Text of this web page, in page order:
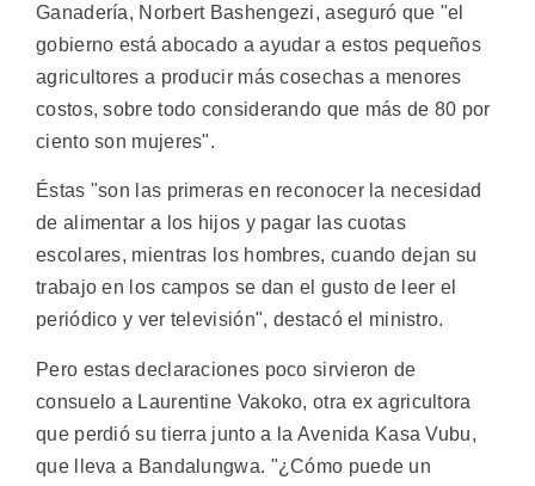
Ganadería, Norbert Bashengezi, aseguró que "el
gobierno está abocado a ayudar a estos pequeños
agricultores a producir más cosechas a menores
costos, sobre todo considerando que más de 80 por
ciento son mujeres".
Éstas "son las primeras en reconocer la necesidad
de alimentar a los hijos y pagar las cuotas
escolares, mientras los hombres, cuando dejan su
trabajo en los campos se dan el gusto de leer el
periódico y ver televisión", destacó el ministro.
Pero estas declaraciones poco sirvieron de
consuelo a Laurentine Vakoko, otra ex agricultora
que perdió su tierra junto a la Avenida Kasa Vubu,
que lleva a Bandalungwa. "¿Cómo puede un